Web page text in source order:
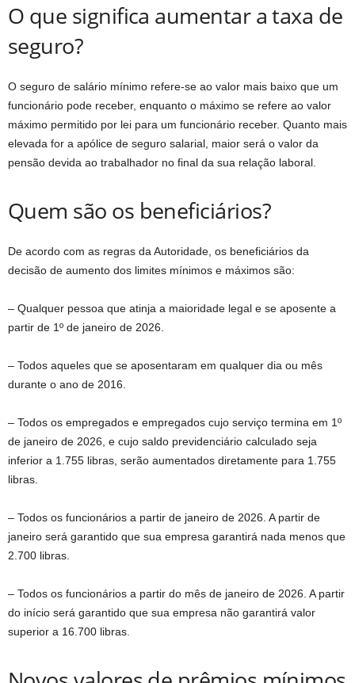
O que significa aumentar a taxa de
seguro?
O seguro de salário mínimo refere-se ao valor mais baixo que um
funcionário pode receber, enquanto o máximo se refere ao valor
máximo permitido por lei para um funcionário receber. Quanto mais
elevada for a apólice de seguro salarial, maior será o valor da
pensão devida ao trabalhador no final da sua relação laboral.
Quem são os beneficiários?
De acordo com as regras da Autoridade, os beneficiários da
decisão de aumento dos limites mínimos e máximos são:
– Qualquer pessoa que atinja a maioridade legal e se aposente a
partir de 1º de janeiro de 2026.
– Todos aqueles que se aposentaram em qualquer dia ou mês
durante o ano de 2016.
– Todos os empregados e empregados cujo serviço termina em 1º
de janeiro de 2026, e cujo saldo previdenciário calculado seja
inferior a 1.755 libras, serão aumentados diretamente para 1.755
libras.
– Todos os funcionários a partir de janeiro de 2026. A partir de
janeiro será garantido que sua empresa garantirá nada menos que
2.700 libras.
– Todos os funcionários a partir do mês de janeiro de 2026. A partir
do início será garantido que sua empresa não garantirá valor
superior a 16.700 libras.